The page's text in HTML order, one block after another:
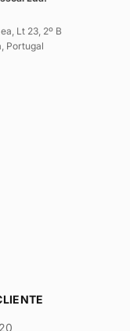
Lt 23, 2º B
Portugal